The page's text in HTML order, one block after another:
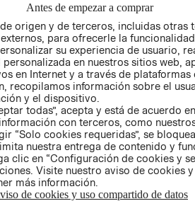
POLÍTICA
EMPRESARIAL
TÉRMINOS Y
CONDICIONES
AVISO DE
PRIVACIDAD
GIFT CARD
COOKIES
Antes de empezar a comprar
origen y de terceros, incluidas otras
para ofrecerle la
su experiencia de usuario,
en nuestros sitios web,
en Internet y a través de plataformas
recopilamos información sobre el
y el dispositivo.
todas”, acepta y está de acuerdo
con terceros, como
“Solo cookies requeridas”, se
nuestra entrega de contenido y
clic en “Configuración de cookies y
Visite nuestro aviso de cookies
más información.
de cookies y uso compartido de datos